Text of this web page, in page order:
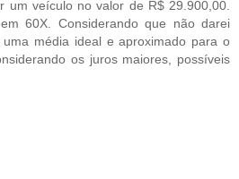
um veículo no valor de R$ 29.900,00.
60X. Considerando que não darei
média ideal e aproximado para o
os juros maiores, possíveis